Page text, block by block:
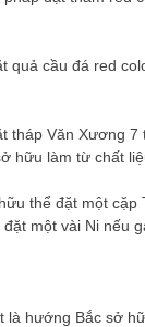
quả cầu đá red
tháp Văn Xương
hữu làm từ chất
thể đặt một
một vài Ni nếu
là hướng Bắc sở